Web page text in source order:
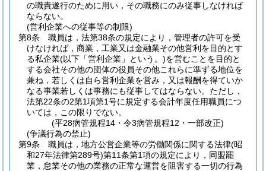
の職責遂行のために用い，その職務にのみ従事しなければ
ならない。
(営利企業への従事等の制限)
第8条
職員は，法第38条の規定により，管理者の許可を受
けなければ，商業，工業又は金融業その他営利を目的とす
る私企業(以下「営利企業」という。)を営むことを目的と
する会社その他の団体の役員その他これらに準ずる地位を
兼ね，若しくは自ら営利企業を営み，又は報酬を得ていか
なる事業若しくは事務にも従事してはならない。 ただし，
法第22条の2第1項第1号に規定する会計年度任用職員につ
いては，この限りでない。
(平28病管規程14・令3病管規程12・一部改正)
(争議行為の禁止)
第9条
職員は，地方公営企業等の労働関係に関する法律(昭
和27年法律第289号)第11条第1項の規定により，同盟罷
業，怠業その他の業務の正常な運営を阻害する一切の行為